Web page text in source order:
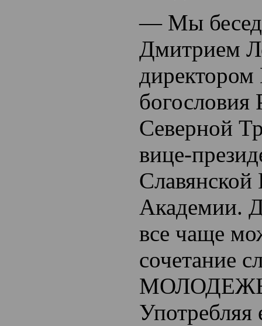
— Мы
Дмитрием
директором
богословия
Северной
вице-
Академии.
все чаще
сочетание
Употребляя